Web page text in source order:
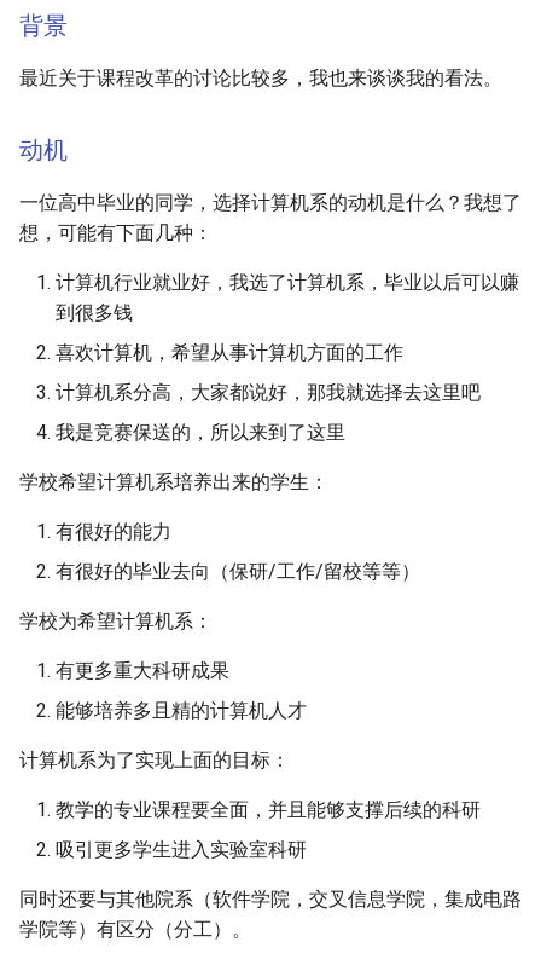
每周分享第 48 期
每周分享第 47 期
每周分享第 45 期
每周分享第 44 期
每周分享第 43 期
每周分享第 42 期
每周分享第 41 期
每周分享第 40 期
每周分享第 39 期
每周分享第 38 期
每周分享第 37 期
背景
最近关于课程改革的讨论比较多，我也来谈谈我的看法。
动机
一位高中毕业的同学，选择计算机系的动机是什么？我想了
想，可能有下面几种：
计算机行业就业好，我选了计算机系，毕业以后可以赚
到很多钱
喜欢计算机，希望从事计算机方面的工作
计算机系分高，大家都说好，那我就选择去这里吧
我是竞赛保送的，所以来到了这里
学校希望计算机系培养出来的学生：
有很好的能力
有很好的毕业去向（保研/工作/留校等等）
学校为希望计算机系：
有更多重大科研成果
能够培养多且精的计算机人才
计算机系为了实现上面的目标：
教学的专业课程要全面，并且能够支撑后续的科研
吸引更多学生进入实验室科研
同时还要与其他院系（软件学院，交叉信息学院，集成电路
学院等）有区分（分工）。